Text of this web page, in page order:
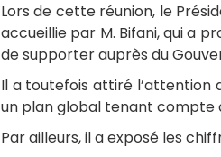
Lors de cette réunion, le
accueillie par M. Bifani, qui a
de supporter auprès du
Il a toutefois attiré l’attention
un plan global tenant compte
Par ailleurs, il a exposé les